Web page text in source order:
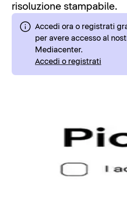
risoluzione stampabile.
Accedi ora o registrati
per avere accesso al
Mediacenter.
Accedi o registrati